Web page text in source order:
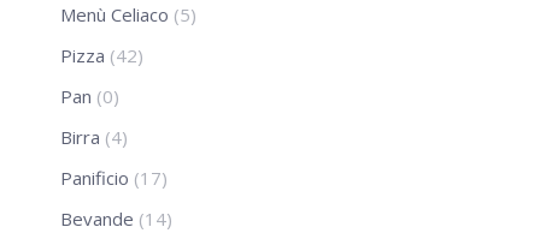
Menù Celiaco (5)
Pizza (42)
Pan (0)
Birra (4)
Panificio (17)
Bevande (14)